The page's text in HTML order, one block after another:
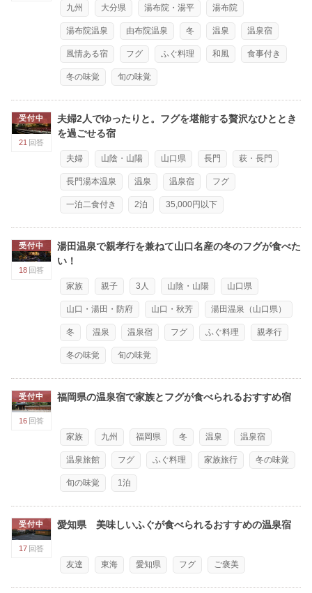
九州 大分県 湯布院・湯平 湯布院
湯布院温泉 由布院温泉 冬 温泉 温泉宿
風情ある宿 フグ ふぐ料理 和風 食事付き
冬の味覚 旬の味覚
受付中
21 回答
夫婦2人でゆったりと。フグを堪能する贅沢なひととき
を過ごせる宿
夫婦 山陰・山陽 山口県 長門 萩・長門
長門湯本温泉 温泉 温泉宿 フグ
一泊二食付き 2泊 35,000円以下
受付中
18 回答
湯田温泉で親孝行を兼ねて山口名産の冬のフグが食べた
い！
家族 親子 3人 山陰・山陽 山口県
山口・湯田・防府 山口・秋芳 湯田温泉（山口県）
冬 温泉 温泉宿 フグ ふぐ料理 親孝行
冬の味覚 旬の味覚
受付中
16 回答
福岡県の温泉宿で家族とフグが食べられるおすすめ宿
家族 九州 福岡県 冬 温泉 温泉宿
温泉旅館 フグ ふぐ料理 家族旅行 冬の味覚
旬の味覚 1泊
受付中
17 回答
愛知県 美味しいふぐが食べられるおすすめの温泉宿
友達 東海 愛知県 フグ ご褒美